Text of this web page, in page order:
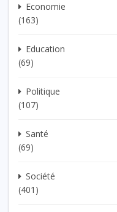
Economie
(163)
Education
(69)
Politique
(107)
Santé
(69)
Société
(401)